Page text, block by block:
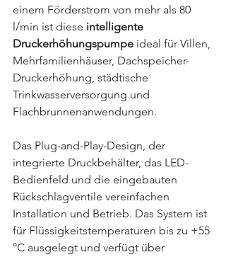
einem Förderstrom von mehr als 80
l/min ist diese intelligente
Druckerhöhungspumpe ideal für Villen,
Mehrfamilienhäuser, Dachspeicher-
Druckerhöhung, städtische
Trinkwasserversorgung und
Flachbrunnenanwendungen.
Das Plug-and-Play-Design, der
integrierte Druckbehälter, das LED-
Bedienfeld und die eingebauten
Rückschlagventile vereinfachen
Installation und Betrieb. Das System ist
für Flüssigkeitstemperaturen bis zu +55
°C ausgelegt und verfügt über